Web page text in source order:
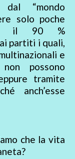
“mondo
solo poche
il 90 %
partiti i quali,
e
possono
tramite
anch’esse
che la vita